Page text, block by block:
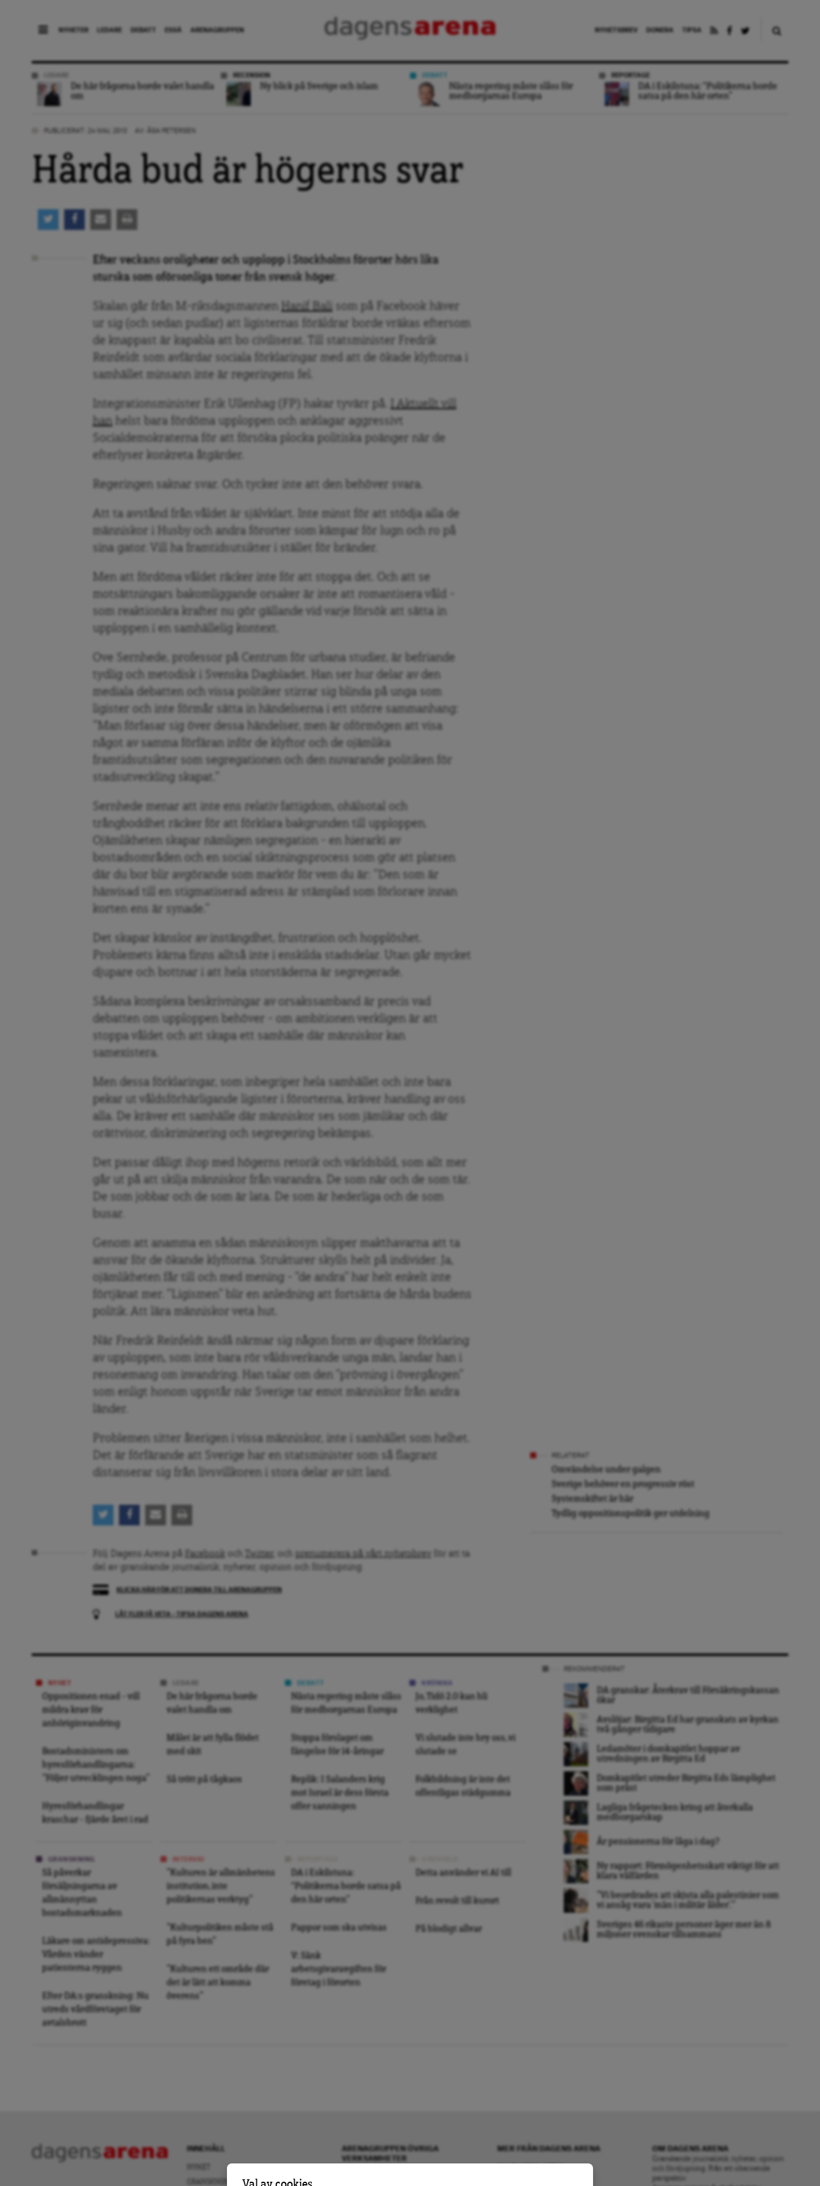
NYHETER LEDARE DEBATT ESSÄ ARENAGRUPPEN NYHETSBREV DONERA TIPSA
De här frågorna borde valet handla
om
RECENSION
Ny blick på Sverige och islam
Nästa regering måste slåss för
medborgarnas Europa
REPORTAGE
DA i Eskilstuna: “Politikerna borde
satsa på den här orten”
Hårda bud är högerns svar
Efter veckans oroligheter och upplopp i Stockholms förorter hörs lika
sturska som oförsonliga toner från svensk höger.
Skalan går från M-riksdagsmannen Hanif Bali som på Facebook häver
ur sig (och sedan pudlar) att ligisternas föräldrar borde vräkas eftersom
de knappast är kapabla att bo civiliserat. Till statsminister Fredrik
Reinfeldt som avfärdar sociala förklaringar med att de ökade klyftorna i
samhället minsann inte är regeringens fel.
Integrationsminister Erik Ullenhag (FP) hakar tyvärr på. I Aktuellt vill
hanhelst bara fördöma upploppen och anklagar aggressivt
Socialdemokraterna för att försöka plocka politiska poänger när de
efterlyser konkreta åtgärder.
Regeringen saknar svar. Och tycker inte att den behöver svara.
Att ta avstånd från våldet är självklart. Inte minst för att stödja alla de
människor i Husby och andra förorter som kämpar för lugn och ro på
sina gator. Vill ha framtidsutsikter i stället för bränder.
Men att fördöma våldet räcker inte för att stoppa det. Och att se
motsättningars bakomliggande orsaker är inte att romantisera våld –
som reaktionära krafter nu gör gällande vid varje försök att sätta in
upploppen i en samhällelig kontext.
Ove Sernhede, professor på Centrum för urbana studier, är befriande
tydlig och metodisk i Svenska Dagbladet. Han ser hur delar av den
mediala debatten och vissa politiker stirrar sig blinda på unga som
ligister och inte förmår sätta in händelserna i ett större sammanhang:
”Man förfasar sig över dessa händelser, men är oförmögen att visa
något av samma förfäran inför de klyftor och de ojämlika
framtidsutsikter som segregationen och den nuvarande politiken för
stadsutveckling skapat.”
Sernhede menar att inte ens relativ fattigdom, ohälsotal och
trångboddhet räcker för att förklara bakgrunden till upploppen.
Ojämlikheten skapar nämligen segregation – en hierarki av
bostadsområden och en social skiktningsprocess som gör att platsen
där du bor blir avgörande som markör för vem du är: ”Den som är
hänvisad till en stigmatiserad adress är stämplad som förlorare innan
korten ens är synade.”
Det skapar känslor av instängdhet, frustration och hopplöshet.
Problemets kärna finns alltså inte i enskilda stadsdelar. Utan går mycket
djupare och bottnar i att hela storstäderna är segregerade.
Sådana komplexa beskrivningar av orsakssamband är precis vad
debatten om upploppen behöver – om ambitionen verkligen är att
stoppa våldet och att skapa ett samhälle där människor kan
samexistera.
Men dessa förklaringar, som inbegriper hela samhället och inte bara
pekar ut våldsförhärligande ligister i förorterna, kräver handling av oss
alla. De kräver ett samhälle där människor ses som jämlikar och där
orättvisor, diskriminering och segregering bekämpas.
Det passar dåligt ihop med högerns retorik och världsbild, som allt mer
går ut på att skilja människor från varandra. De som när och de som tär.
De som jobbar och de som är lata. De som är hederliga och de som
busar.
Genom att anamma en sådan människosyn slipper makthavarna att ta
ansvar för de ökande klyftorna. Strukturer skylls helt på individer. Ja,
ojämlikheten får till och med mening – ”de andra” har helt enkelt inte
förtjänat mer. ”Ligismen” blir en anledning att fortsätta de hårda budens
politik. Att lära människor veta hut.
När Fredrik Reinfeldt ändå närmar sig någon form av djupare förklaring
av upploppen, som inte bara rör våldsverkande unga män, landar han i
resonemang om invandring. Han talar om den ”prövning i övergången”
som enligt honom uppstår när Sverige tar emot människor från andra
länder.
Problemen sitter återigen i vissa människor, inte i samhället som helhet.
Det är förfärande att Sverige har en statsminister som så flagrant
distanserar sig från livsvillkoren i stora delar av sitt land.
Följ Dagens Arena på Facebook Twitter prenumerera på vårt nyhetsbrev
för att ta
del av granskande journalistik, nyheter, opinion och fördjupning.
LÅT FLER FÅ VETA – TIPSA DAGENS ARENA
Omvändelse under galgen
Sverige behöver en progressiv röst
Systemskiftet är här
Tydlig oppositionspolitik ger utdelning
NYHET
Oppositionen enad – vill
mildra krav för
anhöriginvandring
Bostadsministern om
hyresförhandlingarna:
”Följer utvecklingen noga”
Hyresförhandlingar
kraschar – fjärde året i rad
De här frågorna borde
valet handla om
Målet är att fylla flödet
med skit
Så trött på tågkaos
Nästa regering måste slåss
för medborgarnas Europa
Stoppa förslaget om
fängelse för 14-åringar
Replik: I Salanders krig
mot Israel är dess första
offer sanningen
Jo, Tidö 2.0 kan bli
verklighet
Vi slutade inte bry oss, vi
slutade se
Folkbildning är inte det
offentligas städgumma
Så påverkar
försäljningarna av
allmännyttan
bostadsmarknaden
Läkare om antidepressiva:
Vården vänder
patienterna ryggen
Efter DA:s granskning: Nu
utreds vårdföretaget för
avtalsbrott
”Kulturen är allmänhetens
institution, inte
politikernas verktyg”
”Kulturpolitiken måste stå
på fyra ben”
”Kulturen ett område där
det är lätt att komma
överens”
DA i Eskilstuna:
“Politikerna borde satsa på
den här orten”
Pappor som ska utvisas
V: Sänk
arbetsgivaravgiften för
företag i förorten
Detta använder vi AI till
Från revolt till kurort
På blodigt allvar
DA granskar: Återkrav till Försäkringskassan
ökar
Avslöjar: Birgitta Ed har granskats av kyrkan
två gånger tidigare
Ledamöter i domkapitlet hoppar av
utredningen av Birgitta Ed
Domkapitlet utreder Birgitta Eds lämplighet
som präst
Lagliga frågetecken kring att återkalla
medborgarskap
Är pensionerna för låga i dag?
Ny rapport: Förmögenhetsskatt viktigt för att
klara välfärden
”Vi beordrades att skjuta alla palestinier som
vi ansåg vara ’män i militär ålder’. ”
Sveriges 46 rikaste personer äger mer än 8
miljoner svenskar tillsammans
INNEHÅLL
ARENAGRUPPEN ÖVRIGA
VERKSAMHETER
MER FRÅN DAGENS ARENA
OM DAGENS ARENA
Granskande journalistik, nyheter, opinion
och fördjupning. Från ett oberoende
perspektiv.